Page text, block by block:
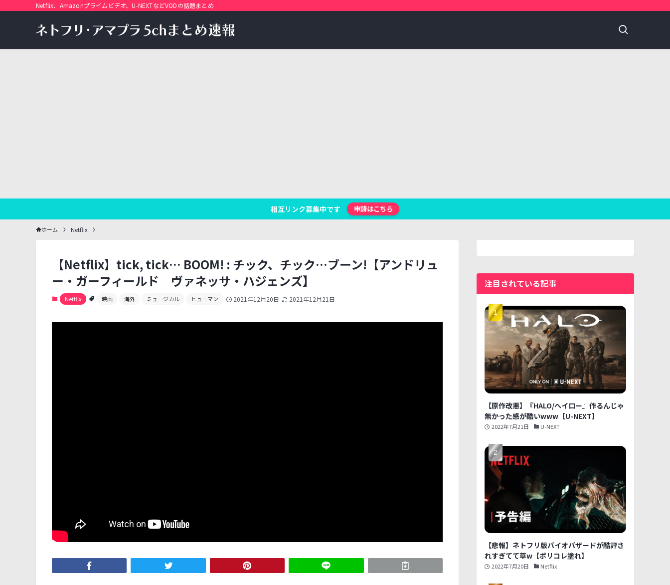
Netflix、Amazonプライムビデオ、U-NEXTなどVODの話題まとめ
相互リンク募集中です 申請はこちら
ホーム Netflix
【Netflix】tick, tick… BOOM! : チック、チック…ブーン!【アンドリュ
ー・ガーフィールド ヴァネッサ・ハジェンズ】
Netflix 映画 海外 ミュージカル ヒューマン 2021年12月20日 2021年12月21日
注目されている記事
【原作改悪】『HALO/ヘイロー』作るんじゃ
無かった感が酷いwww【U-NEXT】
2022年7月21日 U-NEXT
【悲報】ネトフリ版バイオバザードが酷評さ
れすぎてて草w【ポリコレ塗れ】
2022年7月20日 Netflix